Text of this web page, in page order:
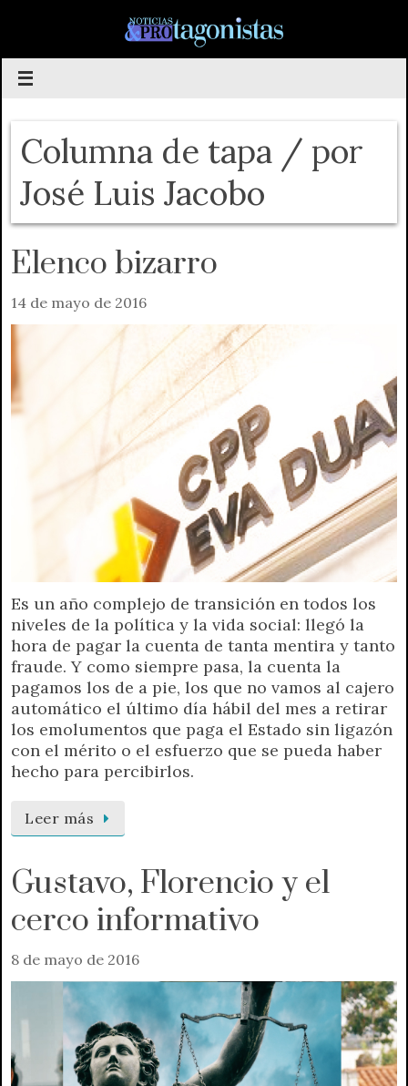
contenido
Columna de tapa / por
José Luis Jacobo
Elenco bizarro
14 de mayo de 2016
Es un año complejo de transición en todos los
niveles de la política y la vida social: llegó la
hora de pagar la cuenta de tanta mentira y tanto
fraude. Y como siempre pasa, la cuenta la
pagamos los de a pie, los que no vamos al cajero
automático el último día hábil del mes a retirar
los emolumentos que paga el Estado sin ligazón
con el mérito o el esfuerzo que se pueda haber
hecho para percibirlos.
Leer más
Gustavo, Florencio y el
cerco informativo
8 de mayo de 2016